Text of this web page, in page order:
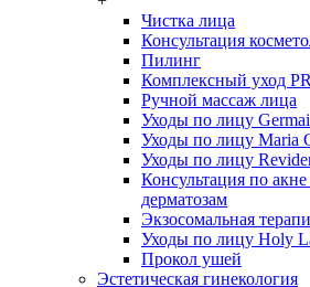
Чистка лица
Консультация
Пилинг
Комплексный уход
Ручной массаж лица
Уходы по лицу
Уходы по лицу Maria
Уходы по лицу
Консультация по
дерматозам
Экзосомальная
Уходы по лицу Holy
Прокол ушей
Эстетическая гинекология